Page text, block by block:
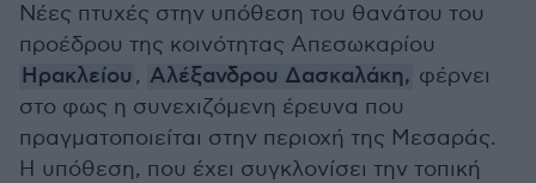
Νέες πτυχές στην υπόθεση του θανάτου του
προέδρου της κοινότητας Απεσωκαρίου
Ηρακλείου , Αλέξανδρου Δασκαλάκη, φέρνει
στο φως η συνεχιζόμενη έρευνα που
πραγματοποιείται στην περιοχή της Μεσαράς.
Η υπόθεση, που έχει συγκλονίσει την τοπική